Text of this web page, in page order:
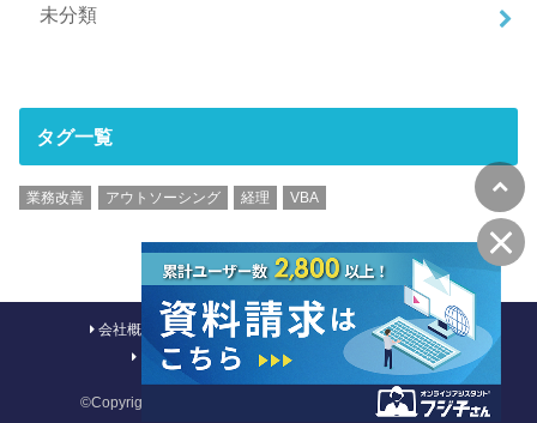
未分類
タグ一覧
業務改善 アウトソーシング 経理 VBA
会社概要 採用情報 お問い合わせ
利用規約
プライバシーポリシー
特定商取引法
©Copyright2026 .All Rights Reserved.